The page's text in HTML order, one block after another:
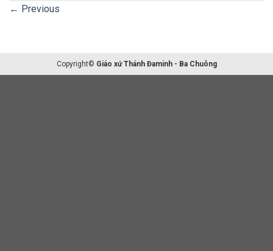
← Previous
Copyright© Giáo xứ Thánh Đaminh - Ba Chuông